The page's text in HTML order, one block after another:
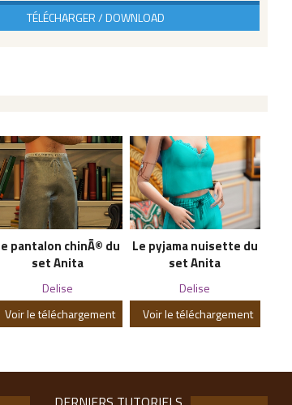
TÉLÉCHARGER / DOWNLOAD
pantalon chinÃ© du
set Anita
Delise
Voir le téléchargement
Le pyjama nuisette du
set Anita
Delise
Voir le téléchargement